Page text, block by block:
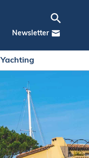
Newsletter
Yachting